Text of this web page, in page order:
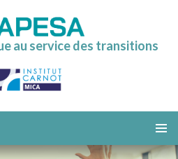
au service des transitions
MENU